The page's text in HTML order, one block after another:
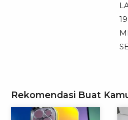
Rekomendasi Buat